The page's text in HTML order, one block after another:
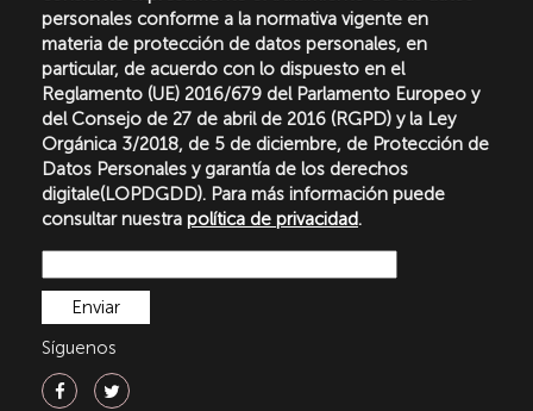
personales conforme a la normativa vigente en
materia de protección de datos personales, en
particular, de acuerdo con lo dispuesto en el
Reglamento (UE) 2016/679 del Parlamento Europeo y
del Consejo de 27 de abril de 2016 (RGPD) y la Ley
Orgánica 3/2018, de 5 de diciembre, de Protección de
Datos Personales y garantía de los derechos
digitale(LOPDGDD). Para más información puede
consultar nuestra política de privacidad.
Síguenos